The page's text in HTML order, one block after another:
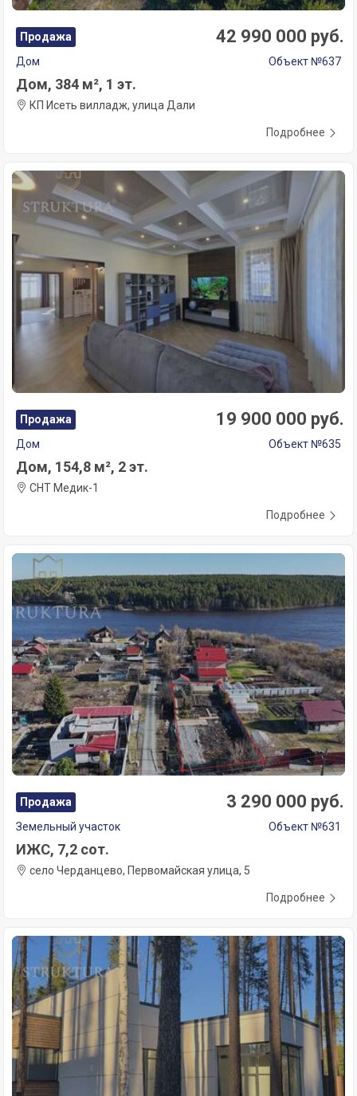
Продажа 42 990 000 руб.
Дом Объект №637
Дом, 384 м², 1 эт.
КП Исеть вилладж, улица Дали
Подробнее
Продажа 19 900 000 руб.
Дом Объект №635
Дом, 154,8 м², 2 эт.
СНТ Медик-1
Подробнее
Продажа 3 290 000 руб.
Земельный участок Объект №631
ИЖС, 7,2 сот.
село Черданцево, Первомайская улица, 5
Подробнее